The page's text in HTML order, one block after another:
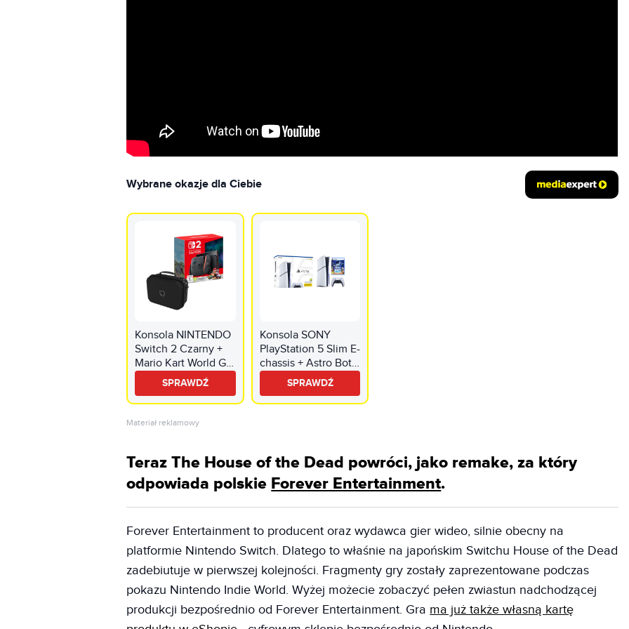
Wybrane okazje dla Ciebie
Konsola NINTENDO
Switch 2 Czarny +
Mario Kart World Gra
NINTENDO SWITCH
2 + Torba VENOM
VS4935 do
Nintendo
Czarny
SPRAWDŹ
Konsola SONY
PlayStation 5 Slim E-
chassis + Astro Bot
Gra PS5SPRAWDŹ
Materiał reklamowy
Teraz The House of the Dead powróci, jako remake, za który
odpowiada polskie Forever Entertainment.
Forever Entertainment to producent oraz wydawca gier wideo, silnie obecny na
platformie Nintendo Switch. Dlatego to właśnie na japońskim Switchu House of the Dead
zadebiutuje w pierwszej kolejności. Fragmenty gry zostały zaprezentowane podczas
pokazu Nintendo Indie World. Wyżej możecie zobaczyć pełen zwiastun nadchodzącej
produkcji bezpośrednio od Forever Entertainment. Gra ma już także własną kartę